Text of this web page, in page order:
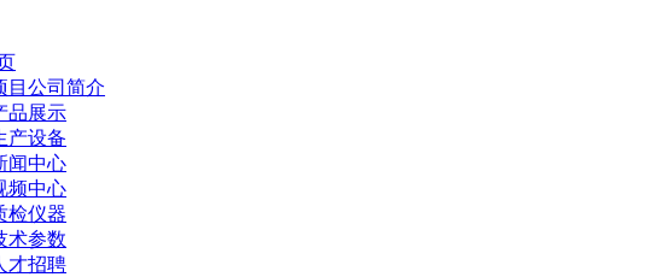
目公司简介
品展示
产设备
闻中心
频中心
检仪器
术参数
才招聘